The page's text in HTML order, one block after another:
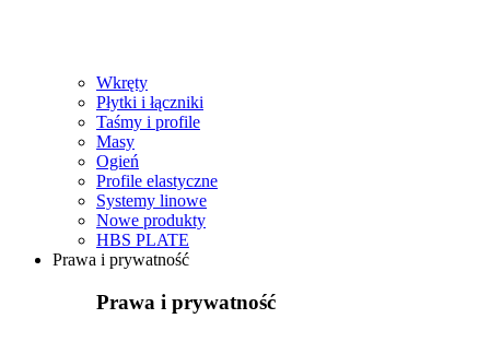
Wkręty
Płytki i łączniki
Taśmy i profile
Masy
Ogień
Profile elastyczne
Systemy linowe
Nowe produkty
HBS PLATE
Prawa i prywatność
Prawa i prywatność